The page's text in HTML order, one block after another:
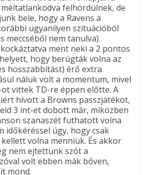
felhördülnek, de
bele, hogy a Ravens a
ugyanilyen szituációból
meccséből nem tanulva)
ment neki a 2 pontos
hogy berúgták volna az
hosszabbítást) érő extra
náluk volt a momentum, mivel
vittek TD-re éppen előtte. A
hívott a Browns passzjátékot,
3 int-et dobott már, miközben
szanaszét futhatott volna
időkéréssel úgy, hogy csak
volna menniük. És akkor
nem ejtettünk szót a
volt ebben mák bőven,
mond.